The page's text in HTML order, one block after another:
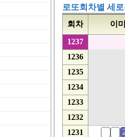
로또회차별 세
회차 이
1237
1236
1235
1234
1233
1232
1231